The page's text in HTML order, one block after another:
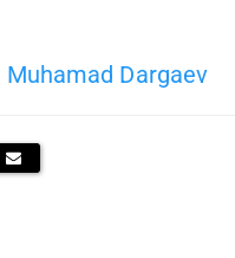
Muhamad Dargaev